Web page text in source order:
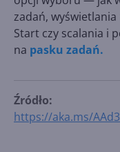
zadań,
Start czy scalania i
na pasku zadań.
Źródło:
https://aka.ms/